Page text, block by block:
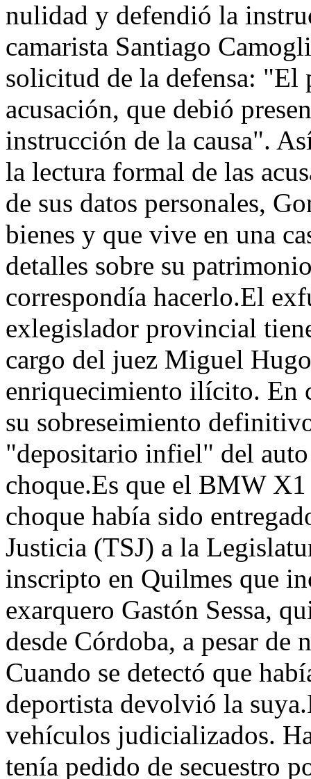
nulidad y defendió la
camarista Santiago
solicitud de la defensa:
acusación, que debió
instrucción de la causa".
la lectura formal de las
de sus datos personales,
bienes y que vive en una
detalles sobre su
correspondía hacerlo.El
exlegislador provincial
cargo del juez Miguel
enriquecimiento ilícito. En
su sobreseimiento
"depositario infiel" del
choque.Es que el BMW
choque había sido
Justicia (TSJ) a la
inscripto en Quilmes que
exarquero Gastón Sessa,
desde Córdoba, a pesar
Cuando se detectó que
deportista devolvió la
vehículos judicializados.
tenía pedido de secuestro